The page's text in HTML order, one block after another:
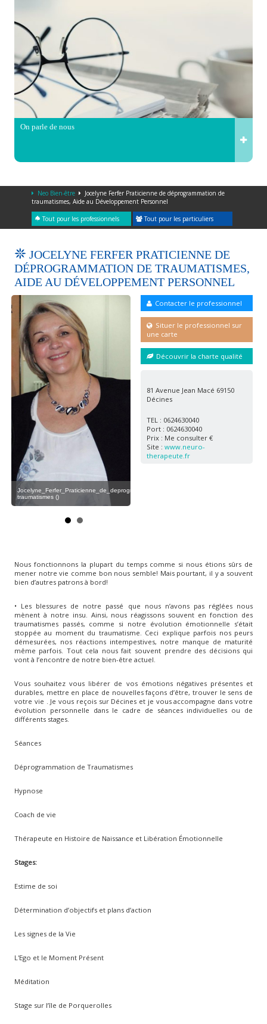
On parle de nous
Neo Bien-être
Jocelyne Ferfer Praticienne de déprogrammation de
traumatismes, Aide au Développement Personnel
Tout pour les professionnels Tout pour les particuliers
JOCELYNE FERFER PRATICIENNE DE
DÉPROGRAMMATION DE TRAUMATISMES,
AIDE AU DÉVELOPPEMENT PERSONNEL
Jocelyne_Ferfer_Praticienne_de_deprogrammation_de_
traumatismes ()
traumatismes2 ()
Contacter le professionnel
Situer le professionnel sur
une carte
Découvrir la charte qualité
81 Avenue Jean Macé 69150
Décines
TEL : 0624630040
Port : 0624630040
Prix : Me consulter €
Site : www.neuro-
therapeute.fr
Nous fonctionnons la plupart du temps comme si nous étions sûrs de
mener notre vie comme bon nous semble! Mais pourtant, il y a souvent
bien d’autres patrons à bord!
• Les blessures de notre passé que nous n’avons pas réglées nous
mènent à notre insu. Ainsi, nous réagissons souvent en fonction des
traumatismes passés, comme si notre évolution émotionnelle s’était
stoppée au moment du traumatisme. Ceci explique parfois nos peurs
démesurées, nos réactions intempestives, notre manque de maturité
même parfois. Tout cela nous fait souvent prendre des décisions qui
vont à l’encontre de notre bien-être actuel.
Vous souhaitez vous libérer de vos émotions négatives présentes et
durables, mettre en place de nouvelles façons d’être, trouver le sens de
votre vie . Je vous reçois sur Décines et je vous accompagne dans votre
évolution personnelle dans le cadre de séances individuelles ou de
différents stages.
Séances
Déprogrammation de Traumatismes
Hypnose
Coach de vie
Thérapeute en Histoire de Naissance et Libération Émotionnelle
Stages:
Estime de soi
Détermination d’objectifs et plans d’action
Les signes de la Vie
L'Ego et le Moment Présent
Méditation
Stage sur l’île de Porquerolles